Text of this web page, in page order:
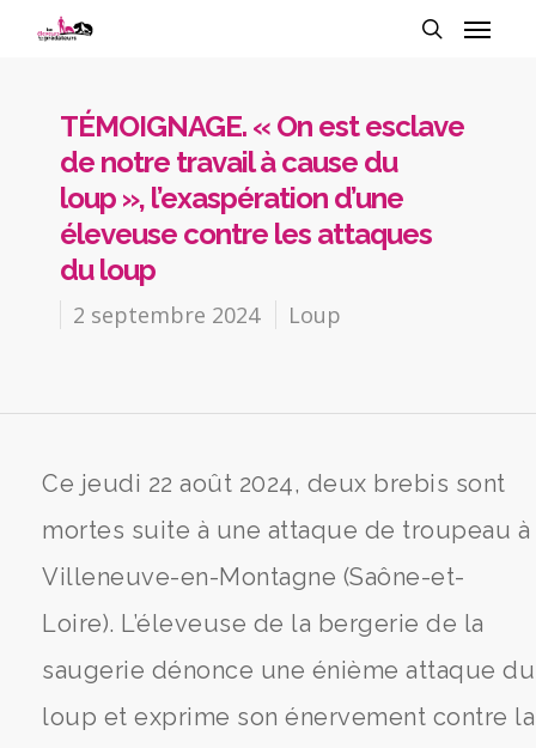
TÉMOIGNAGE. « On est esclave
de notre travail à cause du
loup », l’exaspération d’une
éleveuse contre les attaques
du loup
2 septembre 2024 Loup
Ce jeudi 22 août 2024, deux brebis sont
mortes suite à une attaque de troupeau à
Villeneuve-en-Montagne (Saône-et-
Loire). L’éleveuse de la bergerie de la
saugerie dénonce une énième attaque du
loup et exprime son énervement contre la